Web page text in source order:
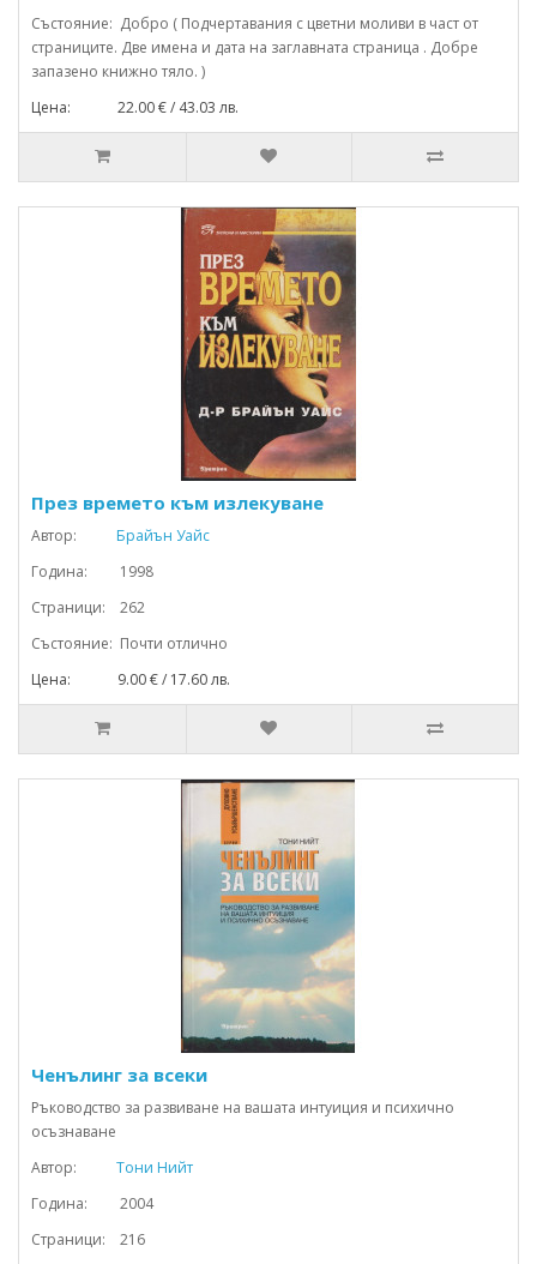
Състояние: Добро ( Подчертавания с цветни моливи в част от
страниците. Две имена и дата на заглавната страница . Добре
запазено книжно тяло. )
Цена: 22.00 € / 43.03 лв.
През времето към излекуване
Автор:
Брайън Уайс
Година: 1998
Страници: 262
Състояние: Почти отлично
Цена: 9.00 € / 17.60 лв.
Ченълинг за всеки
Ръководство за развиване на вашата интуиция и психично
осъзнаване
Автор:
Тони Нийт
Година: 2004
Страници: 216